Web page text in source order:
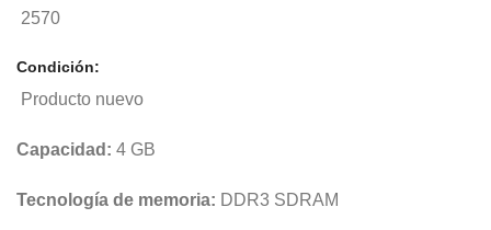
2570
Condición:
Producto nuevo
Capacidad: 4 GB
Tecnología de memoria: DDR3 SDRAM